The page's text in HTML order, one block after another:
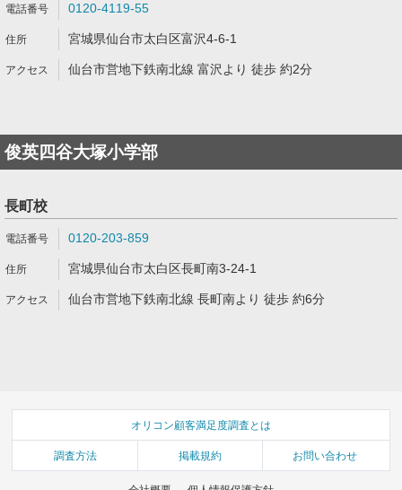
0120-4119-55
宮城県仙台市太白区富沢4-6-1
仙台市営地下鉄南北線 富沢より 徒歩 約2分
俊英四谷大塚小学部
長町校
0120-203-859
宮城県仙台市太白区長町南3-24-1
仙台市営地下鉄南北線 長町南より 徒歩 約6分
オリコン顧客満足度調査とは
調査方法 掲載規約 お問い合わせ